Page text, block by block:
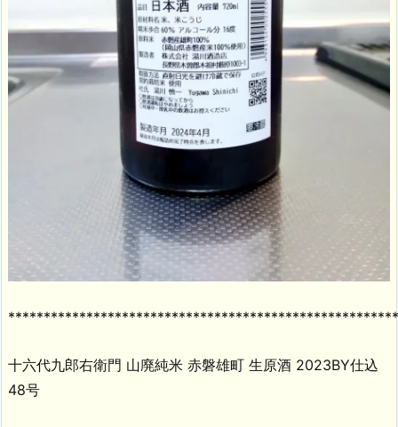
十六代九郎右衛門 山廃純米 赤磐雄町 生原酒 2023BY仕込
48号